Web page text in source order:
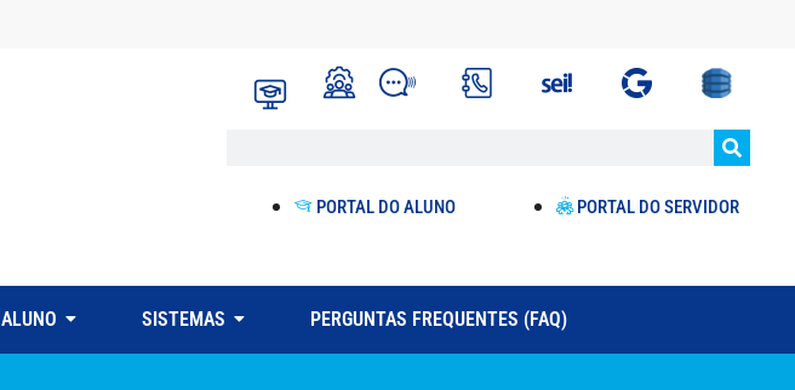
PORTAL DO ALUNO PORTAL DO SERVIDOR
ALUNO SISTEMAS PERGUNTAS FREQUENTES (FAQ)